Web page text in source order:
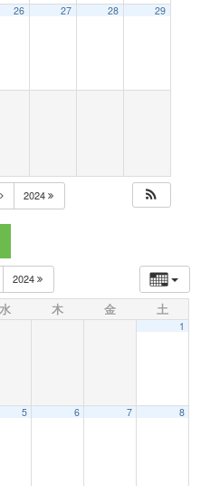
o
26 27 28 29
2024
2024
水 木 金 土
1
5 6 7 8